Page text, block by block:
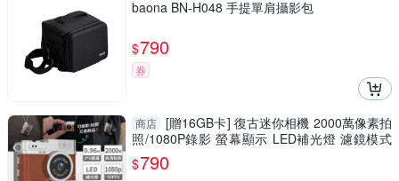
baona BN-H048 手提單肩攝影包
$790
券
商店 [贈16GB卡] 復古迷你相機 2000萬像素拍
照/1080P錄影 螢幕顯示 LED補光燈 濾鏡模式
吊飾
$790